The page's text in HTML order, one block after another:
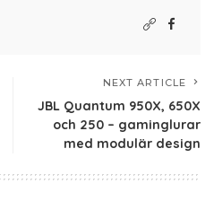
NEXT ARTICLE
JBL Quantum 950X, 650X
och 250 – gaminglurar
med modulär design